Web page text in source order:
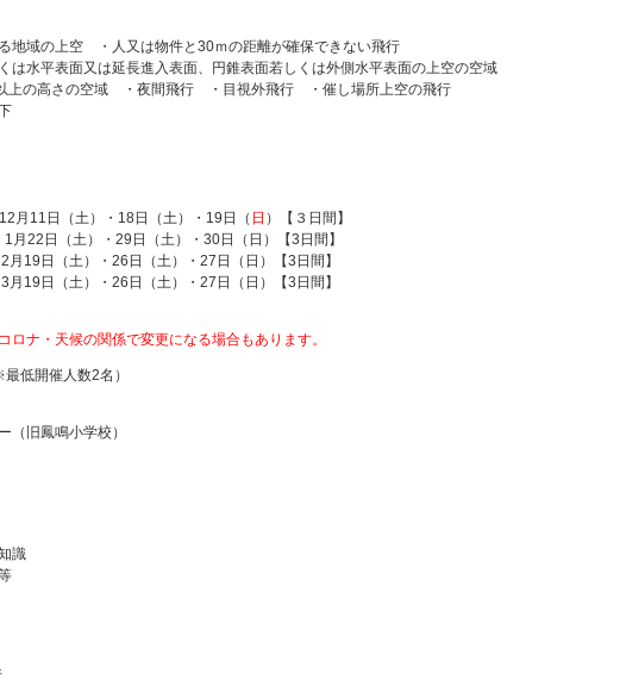
地域の上空 ・人又は物件と30ｍの距離が確保できない飛行
は水平表面又は延長進入表面、円錐表面若しくは外側水平表面の上空の空域
上の高さの空域 ・夜間飛行 ・目視外飛行 ・催し場所上空の飛行
月11日（土）・18日（土）・19日（ 日 ）【３日間】
22日（土）・29日（土）・30日（日）【3日間】
日（土）・26日（土）・27日（日）【3日間】
日（土）・26日（土）・27日（日）【3日間】
ロナ・天候の関係で変更になる場合もあります。
低開催人数2名）
（旧鳳鳴小学校）
識